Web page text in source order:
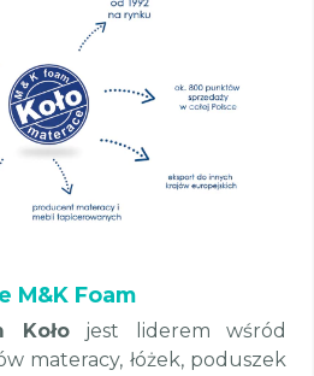
M&K Foam
Kołojest liderem wśród
materacy, łóżek, poduszek